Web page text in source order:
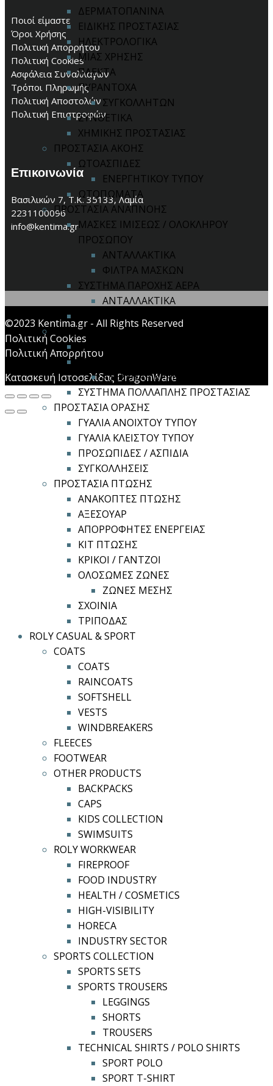
ΔΕΡΜΑΤΟΠΑΝΙΝΑ
ΕΙΔΙΚΗΣ ΠΡΟΣΤΑΣΙΑΣ
ΗΛΕΚΤΡΟΛΟΓΙΚΑ
ΜΙΑΣ ΧΡΗΣΗΣ
ΠΛΕΚΤΑ
ΠΥΡΑΝΤΟΧΑ
ΣΥΓΚΟΛΛΗΤΩΝ
ΣΥΝΘΕΤΙΚΑ
ΧΗΜΙΚΗΣ ΠΡΟΣΤΑΣΙΑΣ
ΠΡΟΣΤΑΣΙΑ ΑΚΟΗΣ
ΩΤΟΑΣΠΙΔΕΣ
ΕΝΕΡΓΗΤΙΚΟΥ ΤΥΠΟΥ
ΩΤΟΠΩΜΑΤΑ
ΠΡΟΣΤΑΣΙΑ ΑΝΑΠΝΟΗΣ
ΜΑΣΚΕΣ ΙΜΙΣΕΩΣ / ΟΛΟΚΛΗΡΟΥ
ΠΡΟΣΩΠΟΥ
ΑΝΤΑΛΛΑΚΤΙΚΑ
ΦΙΛΤΡΑ ΜΑΣΚΩΝ
ΣΥΣΤΗΜΑ ΠΑΡΟΧΗΣ ΑΕΡΑ
ΑΝΤΑΛΛΑΚΤΙΚΑ
ΦΙΛΤΡΟΜΑΣΚΕΣ
ΠΡΟΣΤΑΣΙΑ ΚΕΦΑΛΗΣ
ΚΑΠΕΛΑ ΑΣΦΑΛΕΙΑΣ
ΚΡΑΝΗ ΑΣΦΑΛΕΙΑΣ
ΑΞΕΣΟΥΑΡ ΚΡΑΝΩΝ
ΣΥΣΤΗΜΑ ΠΟΛΛΑΠΛΗΣ ΠΡΟΣΤΑΣΙΑΣ
ΠΡΟΣΤΑΣΙΑ ΟΡΑΣΗΣ
ΓΥΑΛΙΑ ΑΝΟΙΧΤΟΥ ΤΥΠΟΥ
ΓΥΑΛΙΑ ΚΛΕΙΣΤΟΥ ΤΥΠΟΥ
ΠΡΟΣΩΠΙΔΕΣ / ΑΣΠΙΔΙΑ
ΣΥΓΚΟΛΛΗΣΕΙΣ
ΠΡΟΣΤΑΣΙΑ ΠΤΩΣΗΣ
ΑΝΑΚΟΠΤΕΣ ΠΤΩΣΗΣ
ΑΞΕΣΟΥΑΡ
ΑΠΟΡΡΟΦΗΤΕΣ ΕΝΕΡΓΕΙΑΣ
ΚΙΤ ΠΤΩΣΗΣ
ΚΡΙΚΟΙ / ΓΑΝΤΖΟΙ
ΟΛΟΣΩΜΕΣ ΖΩΝΕΣ
ΖΩΝΕΣ ΜΕΣΗΣ
ΣΧΟΙΝΙΑ
ΤΡΙΠΟΔΑΣ
ROLY CASUAL & SPORT
COATS
COATS
RAINCOATS
SOFTSHELL
VESTS
WINDBREAKERS
FLEECES
FOOTWEAR
OTHER PRODUCTS
BACKPACKS
CAPS
KIDS COLLECTION
SWIMSUITS
ROLY WORKWEAR
FIREPROOF
FOOD INDUSTRY
HEALTH / COSMETICS
HIGH-VISIBILITY
HORECA
INDUSTRY SECTOR
SPORTS COLLECTION
SPORTS SETS
SPORTS TROUSERS
LEGGINGS
SHORTS
TROUSERS
TECHNICAL SHIRTS / POLO SHIRTS
SPORT POLO
SPORT T-SHIRT
Ποιοί είμαστε
Όροι Χρήσης
Πολιτική Απορρήτου
Πολιτική Cookies
Ασφάλεια Συναλλαγών
Τρόποι Πληρωμής
Πολιτική Αποστολών
Πολιτική Επιστροφών
Επικοινωνία
Βασιλικών 7, Τ.Κ. 35133, Λαμία
2231100096
info@kentima.gr
©2023 Kentima.gr - All Rights Reserved
Πολιτική Cookies
Πολιτική Απορρήτου
Κατασκευή Ιστοσελίδας DragonWare